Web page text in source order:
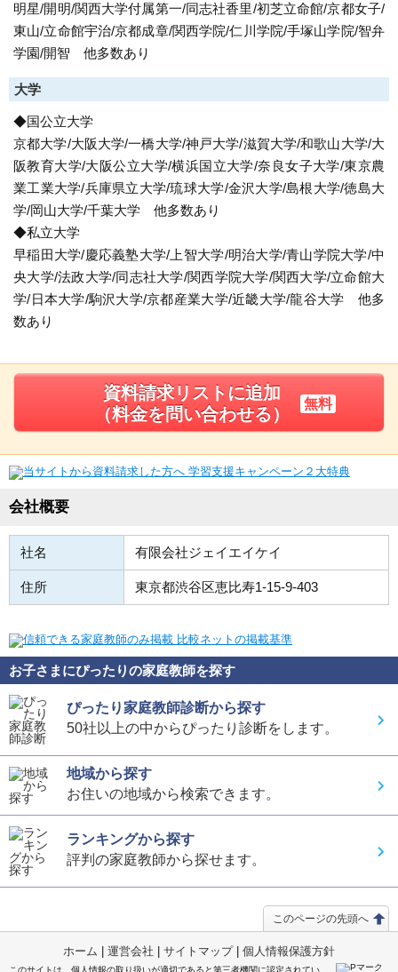
明星/開明/関西大学付属第一/同志社香里/初芝立命館/京都女子/
東山/立命館宇治/京都成章/関西学院/仁川学院/手塚山学院/智弁
学園/開智 他多数あり
大学
◆国公立大学
京都大学/大阪大学/一橋大学/神戸大学/滋賀大学/和歌山大学/大
阪教育大学/大阪公立大学/横浜国立大学/奈良女子大学/東京農
業工業大学/兵庫県立大学/琉球大学/金沢大学/島根大学/徳島大
学/岡山大学/千葉大学 他多数あり
◆私立大学
早稲田大学/慶応義塾大学/上智大学/明治大学/青山学院大学/中
央大学/法政大学/同志社大学/関西学院大学/関西大学/立命館大
学/日本大学/駒沢大学/京都産業大学/近畿大学/龍谷大学 他多
数あり
資料請求リストに追加
（料金を問い合わせる）
無料
会社概要
社名 有限会社ジェイエイケイ
住所 東京都渋谷区恵比寿1-15-9-403
お子さまにぴったりの家庭教師を探す
ぴったり家庭教師診断から探す
50社以上の中からぴったり診断をします。
地域から探す
お住いの地域から検索できます。
ランキングから探す
評判の家庭教師から探せます。
このページの先頭へ
ホーム 運営会社 サイトマップ| 個人情報保護方針
このサイトは、個人情報の取り扱いが適切であると第三者機関に認定されてい